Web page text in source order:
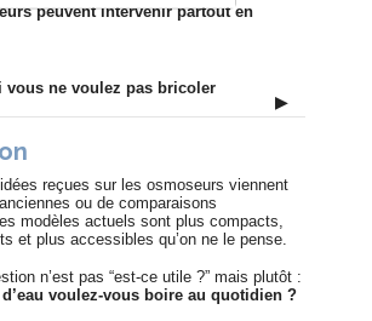
peuvent intervenir partout en
▶
vous ne voulez pas bricoler
reçues sur les osmoseurs viennent
ou de comparaisons
modèles actuels sont plus compacts,
et plus accessibles qu’on ne le pense.
n’est pas “est-ce utile ?” mais plutôt :
voulez-vous boire au quotidien ?